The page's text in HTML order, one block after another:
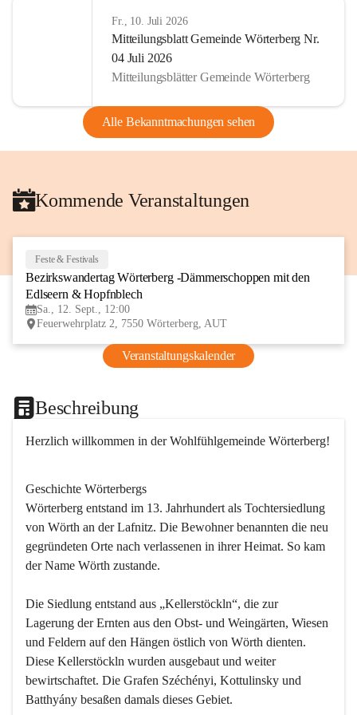
Fr., 10. Juli 2026
Mitteilungsblatt Gemeinde Wörterberg Nr.
04 Juli 2026
Mitteilungsblätter Gemeinde Wörterberg
Alle Bekanntmachungen sehen
Kommende Veranstaltungen
Feste & Festivals
Bezirkswandertag Wörterberg -Dämmerschoppen mit den
Edlseern & Hopfnblech
Sa., 12. Sept., 12:00
Feuerwehrplatz 2, 7550 Wörterberg, AUT
Veranstaltungskalender
Beschreibung
Herzlich willkommen in der Wohlfühlgemeinde Wörterberg!
Geschichte Wörterbergs
Wörterberg entstand im 13. Jahrhundert als Tochtersiedlung
von Wörth an der Lafnitz. Die Bewohner benannten die neu
gegründeten Orte nach verlassenen in ihrer Heimat. So kam
der Name Wörth zustande.
Die Siedlung entstand aus „Kellerstöckln“, die zur
Lagerung der Ernten aus den Obst- und Weingärten, Wiesen
und Feldern auf den Hängen östlich von Wörth dienten.
Diese Kellerstöckln wurden ausgebaut und weiter
bewirtschaftet. Die Grafen Széchényi, Kottulinsky und
Batthyány besaßen damals dieses Gebiet.